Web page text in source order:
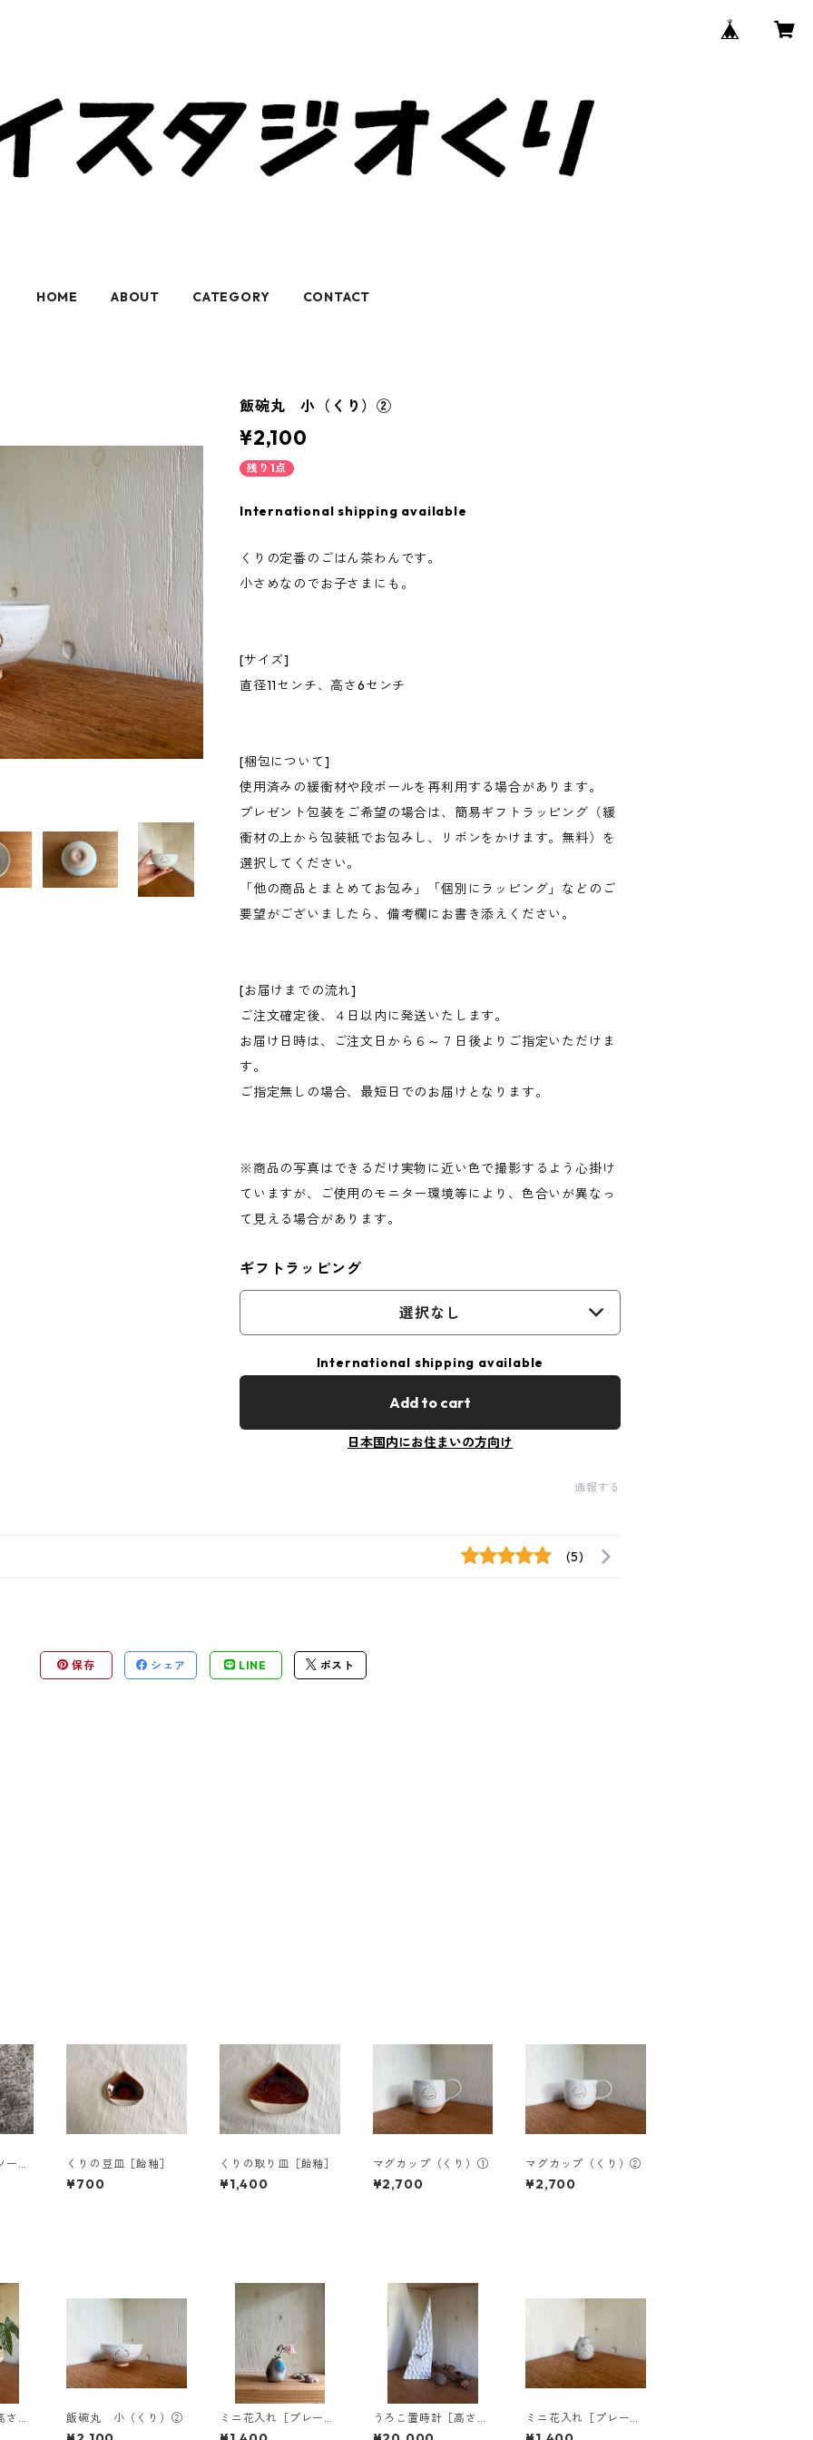
HOME ABOUT CATEGORY CONTACT
飯碗丸 小（くり）②
¥2,100
残り1点
International shipping available
くりの定番のごはん茶わんです。
小さめなのでお子さまにも。
[サイズ]
直径11センチ、高さ6センチ
[梱包について]
使用済みの緩衝材や段ボールを再利用する場合があります。
プレゼント包装をご希望の場合は、簡易ギフトラッピング（緩
衝材の上から包装紙でお包みし、リボンをかけます。無料）を
選択してください。
「他の商品とまとめてお包み」「個別にラッピング」などのご
要望がございましたら、備考欄にお書き添えください。
[お届けまでの流れ]
ご注文確定後、４日以内に発送いたします。
お届け日時は、ご注文日から６～７日後よりご指定いただけま
す。
ご指定無しの場合、最短日でのお届けとなります。
※商品の写真はできるだけ実物に近い色で撮影するよう心掛け
ていますが、ご使用のモニター環境等により、色合いが異なっ
て見える場合があります。
ギフトラッピング
選択なし
International shipping available
Add to cart
日本国内にお住まいの方向け
通報する
(5)
保存 シェア LINE ポスト
ト くりの豆皿［飴釉］
¥700
くりの取り皿［飴釉］
¥1,400
マグカップ（くり）①
¥2,700
マグカップ（くり）②
¥2,700
2 飯碗丸 小（くり）②
ミニ花入れ［プレー
ン・マット釉に青紫の
うろこ置時計［高さ39
センチ］
ミニ花入れ［プレー
ン・透明釉に白いドッ